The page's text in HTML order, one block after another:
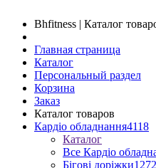
Bhfitness | Каталог
Главная страница
Каталог
Персональный раздел
Корзина
Заказ
Каталог товаров
Кардіо обладнання4118
Каталог
Все Кардіо
Бігові доріжки1272